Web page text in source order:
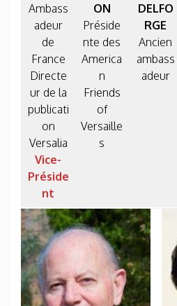
Ambass
adeur
de
France
Directe
ur de la
publicati
on
Versalia
Vice-
Préside
nt
ON
Préside
nte des
America
n
Friends
of
Versaille
s
DELFO
RGE
Ancien
ambass
adeur